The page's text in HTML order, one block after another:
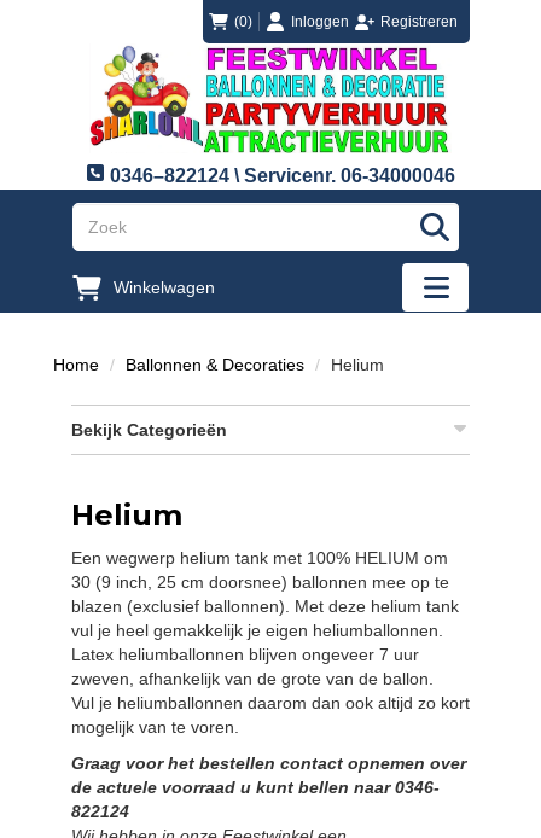
(0) loginInloggen
registreren Registreren
0346–822124 \ Servicenr. 06-34000046
"Zoeken
Winkelwagen
"Toggle
Home Ballonnen & Decoraties Helium
Bekijk Categorieën
Helium
Een wegwerp helium tank met 100% HELIUM om
30 (9 inch, 25 cm doorsnee) ballonnen mee op te
blazen (exclusief ballonnen). Met deze helium tank
vul je heel gemakkelijk je eigen heliumballonnen.
Latex heliumballonnen blijven ongeveer 7 uur
zweven, afhankelijk van de grote van de ballon.
Vul je heliumballonnen daarom dan ook altijd zo kort
mogelijk van te voren.
Graag voor het bestellen contact opnemen over
de actuele voorraad u kunt bellen naar 0346-
822124